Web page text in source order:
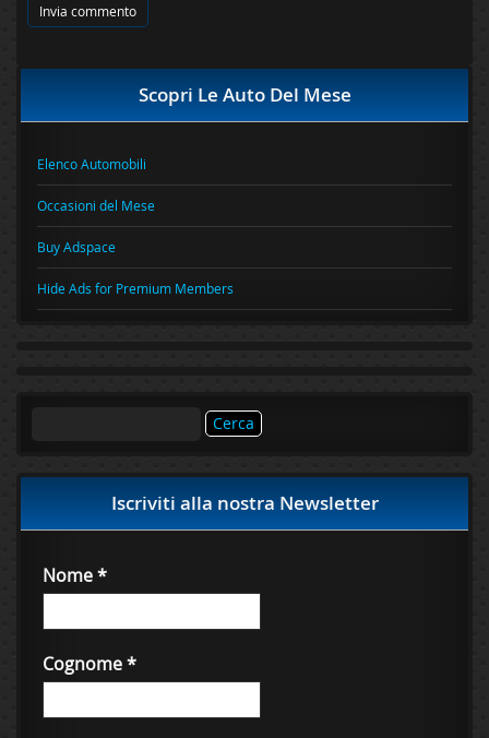
Scopri Le Auto Del Mese
Elenco Automobili
Occasioni del Mese
Buy Adspace
Hide Ads for Premium Members
Iscriviti alla nostra Newsletter
Nome*
Cognome*